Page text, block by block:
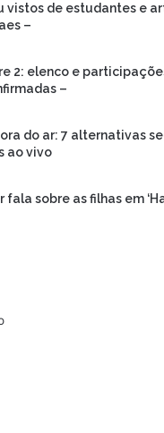
vistos de estudantes e
–
2: elenco e
–
do ar: 7 alternativas
ao vivo
fala sobre as filhas em